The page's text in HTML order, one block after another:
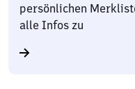
persönlichen
alle Infos zu